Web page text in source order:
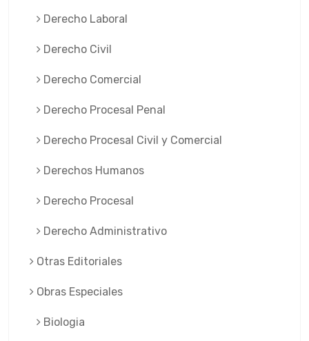
Derecho Laboral
Derecho Civil
Derecho Comercial
Derecho Procesal Penal
Derecho Procesal Civil y Comercial
Derechos Humanos
Derecho Procesal
Derecho Administrativo
Otras Editoriales
Obras Especiales
Biologia